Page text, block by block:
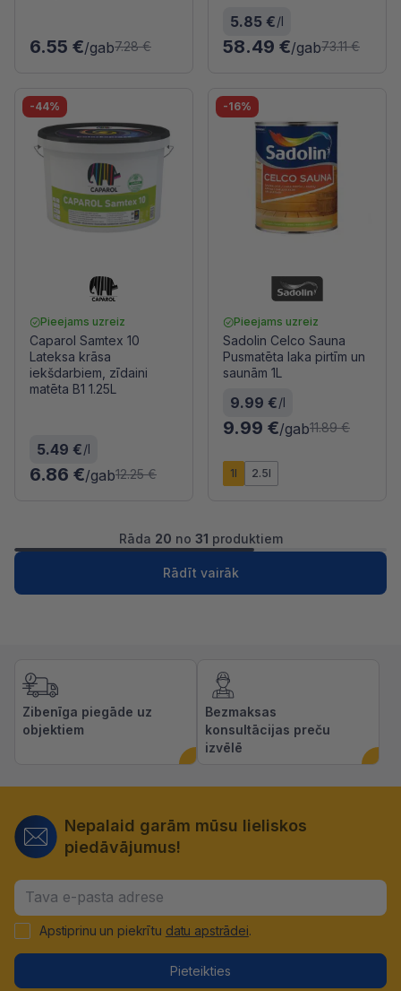
6.55 €/gab7.28 €
5.85 €/l
58.49 €/gab73.11 €
-44%
Pieejams uzreiz
Caparol Samtex 10
Lateksa krāsa
iekšdarbiem, zīdaini
matēta B1 1.25L
5.49 €/l
6.86 €/gab12.25 €
-16%
Pieejams uzreiz
Sadolin Celco Sauna
Pusmatēta laka pirtīm un
saunām 1L
9.99 €/l
9.99 €/gab11.89 €
1l 2.5l
Rāda 20 no 31 produktiem
Rādīt vairāk
1 2 Nākošā
Zibenīga piegāde uz
objektiem
Bezmaksas
konsultācijas preču
izvēlē
Nepalaid garām mūsu lieliskos
piedāvājumus!
Apstiprinu un piekrītu datu apstrādei.
Pieteikties